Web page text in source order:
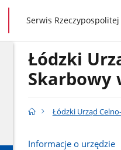
gov.pl
Serwis Rzeczypospolitej
Łódzki
Skarbowy
Łódzki Urząd
Informacje o urzędzie